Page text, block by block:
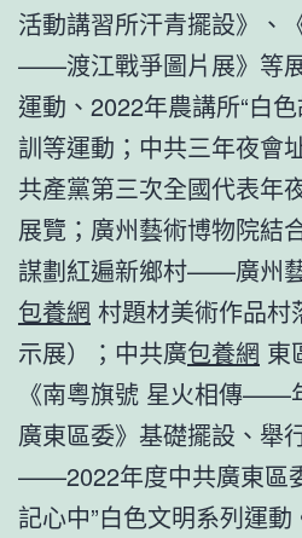
活動講習所汗青擺設》、
——渡江戰爭圖片展》等
運動、2022年農講所“白
訓等運動；中共三年夜會
共產黨第三次全國代表年
展覽；廣州藝術博物院結
謀劃紅遍新鄉村——廣州
包養網 村題材美術作品村
示展）；中共廣包養網 東
《南粵旗號 星火相傳——
廣東區委》基礎擺設、舉
——2022年度中共廣東區
記心中”白色文明系列運